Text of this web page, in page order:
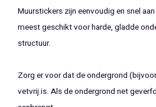
Muurstickers zijn eenvoudig en snel
meest geschikt voor harde, gladde
structuur.
Zorg er voor dat de ondergrond
vetvrij is. Als de ondergrond net